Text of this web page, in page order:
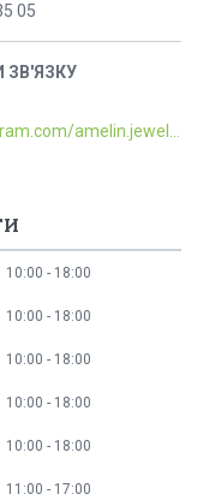
05
https://www.instagram.com/amelin.jewellery/
10:00 18:00
10:00 18:00
10:00 18:00
10:00 18:00
10:00 18:00
11:00 17:00